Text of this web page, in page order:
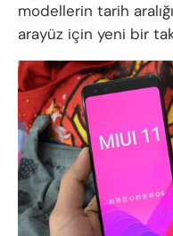
modellerin tarih
arayüz için yeni bir